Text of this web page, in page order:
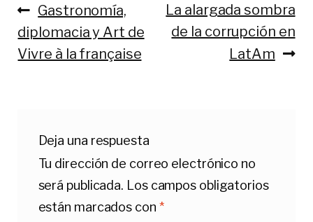
Navegación
de
entradas
Anterior:
Gastronomía,
diplomacia y Art de
Vivre à la française
Siguiente:
La alargada sombra
de la corrupción en
LatAm
Deja una respuesta
Tu dirección de correo electrónico no
será publicada. Los campos obligatorios
están marcados con *